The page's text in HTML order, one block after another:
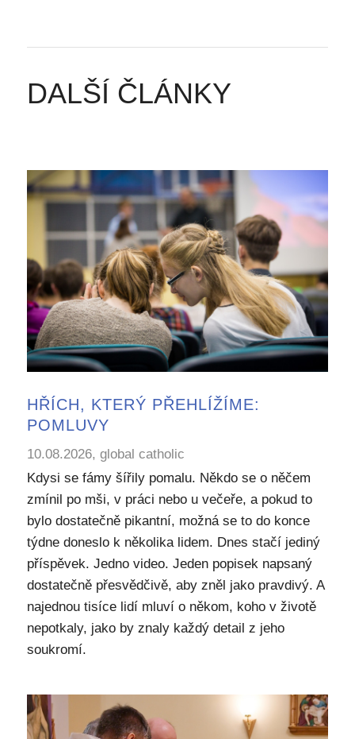
DALŠÍ ČLÁNKY
HŘÍCH, KTERÝ PŘEHLÍŽÍME:
POMLUVY
10.08.2026, global catholic
Kdysi se fámy šířily pomalu. Někdo se o něčem
zmínil po mši, v práci nebo u večeře, a pokud to
bylo dostatečně pikantní, možná se to do konce
týdne doneslo k několika lidem. Dnes stačí jediný
příspěvek. Jedno video. Jeden popisek napsaný
dostatečně přesvědčivě, aby zněl jako pravdivý. A
najednou tisíce lidí mluví o někom, koho v životě
nepotkaly, jako by znaly každý detail z jeho
soukromí.